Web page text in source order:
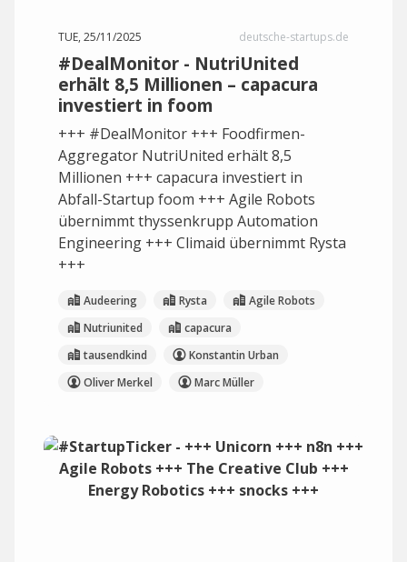
TUE, 25/11/2025 deutsche-startups.de
#DealMonitor - NutriUnited
erhält 8,5 Millionen – capacura
investiert in foom
+++ #DealMonitor +++ Foodfirmen-
Aggregator NutriUnited erhält 8,5
Millionen +++ capacura investiert in
Abfall-Startup foom +++ Agile Robots
übernimmt thyssenkrupp Automation
Engineering +++ Climaid übernimmt Rysta
+++
Audeering Rysta
Agile Robots
Nutriunited
capacura
tausendkind
Konstantin Urban
Oliver Merkel
Marc Müller